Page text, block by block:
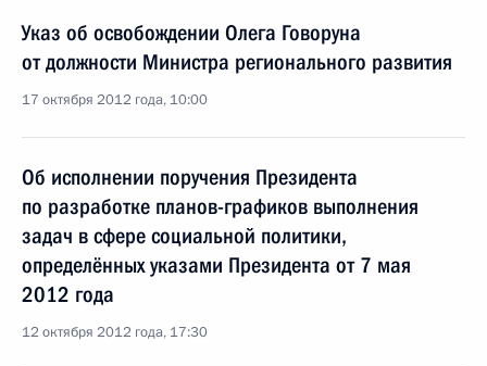
Указ об освобождении Олега Говоруна
от должности Министра регионального развития
17 октября 2012 года, 10:00
Об исполнении поручения Президента
по разработке планов-графиков выполнения
задач в сфере социальной политики,
определённых указами Президента от 7 мая
2012 года
12 октября 2012 года, 17:30